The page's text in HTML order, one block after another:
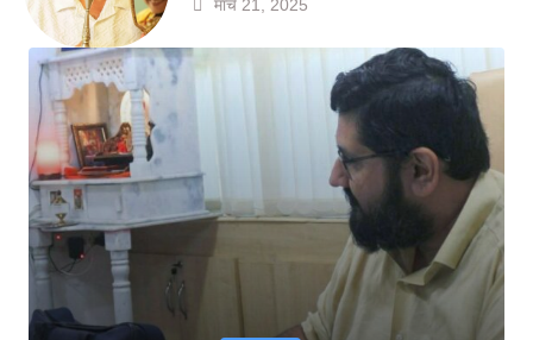
मार्च 21, 2025